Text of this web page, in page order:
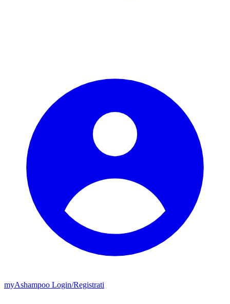
myAshampoo Login/Registrati